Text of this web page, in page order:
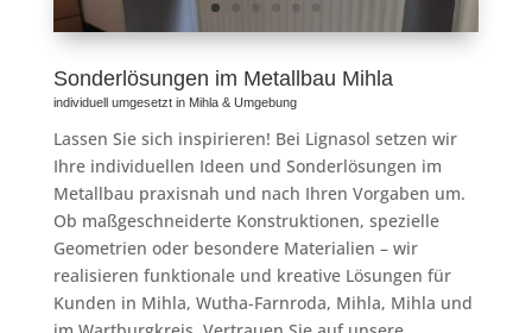
Sonderlösungen im Metallbau Mihla
individuell umgesetzt in Mihla & Umgebung
Lassen Sie sich inspirieren! Bei Lignasol setzen wir
Ihre individuellen Ideen und Sonderlösungen im
Metallbau praxisnah und nach Ihren Vorgaben um.
Ob maßgeschneiderte Konstruktionen, spezielle
Geometrien oder besondere Materialien – wir
realisieren funktionale und kreative Lösungen für
Kunden in Mihla, Wutha-Farnroda, Mihla, Mihla und